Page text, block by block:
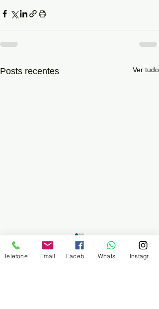
Posts recentes Ver tudo
SINDMINÉRIOS
Sindicato dos Trabalhadores no comércio
Telefone Email